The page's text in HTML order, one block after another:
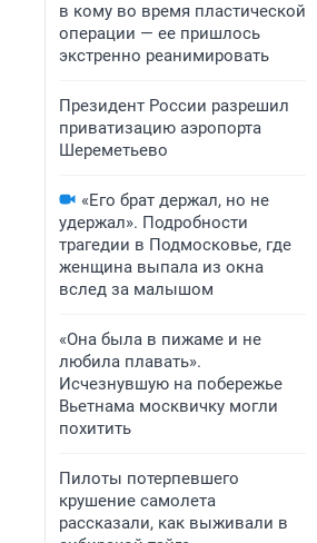
в кому во время пластической
операции — ее пришлось
экстренно реанимировать
Президент России разрешил
приватизацию аэропорта
Шереметьево
«Его брат держал, но не
удержал». Подробности
трагедии в Подмосковье, где
женщина выпала из окна
вслед за малышом
«Она была в пижаме и не
любила плавать».
Исчезнувшую на побережье
Вьетнама москвичку могли
похитить
Пилоты потерпевшего
крушение самолета
рассказали, как выживали в